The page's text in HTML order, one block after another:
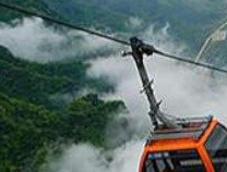
đến của
độc đáo của Đền Thiên
qua các bậc thang đá
hồi hộp và hạnh phúc